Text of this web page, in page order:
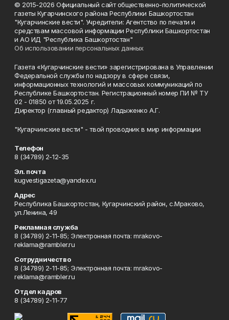
© 2015-2026 Официальный сайт общественно-политической
газеты Кугарчинского района Республики Башкортостан
"Кугарчинские вести". Учредители: Агентство по печати и
средствам массовой информации Республики Башкортостан
и АО ИД "Республика Башкортостан"
Об использовании персональных данных
Газета «Кугарчинские вести» зарегистрирована в Управлении
Федеральной службы по надзору в сфере связи,
информационных технологий и массовых коммуникаций по
Республике Башкортостан. Регистрационный номер ПИ № ТУ
02 - 01850 от 19.05.2025 г.
Директор (главный редактор) Ладыженко А.Г.
"Кугарчинские вести" - твой проводник в мир информации
Телефон
8 (34789) 2-12-35
Эл. почта
kugvestigazeta@yandex.ru
Адрес
Республика Башкортостан, Кугарчинский район, с.Мраково,
ул.Ленина, 49
Рекламная служба
8 (34789) 2-11-85; Электронная почта: mrakovo-
reklama@rambler.ru
Сотрудничество
8 (34789) 2-11-85; Электронная почта: mrakovo-
reklama@rambler.ru
Отдел кадров
8 (34789) 2-11-77